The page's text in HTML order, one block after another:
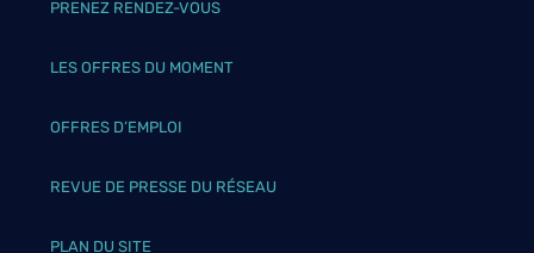
PRENEZ RENDEZ-VOUS
LES OFFRES DU MOMENT
OFFRES D’EMPLOI
REVUE DE PRESSE DU RÉSEAU
PLAN DU SITE